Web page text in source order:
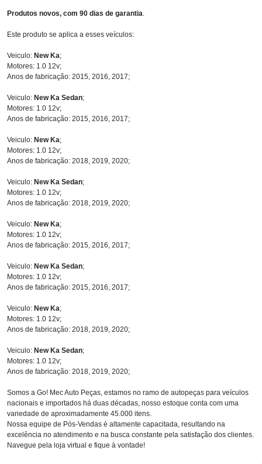
Produtos novos, com 90 dias de garantia
Este produto se aplica a esses veículos:
Veiculo: New Ka;
Motores: 1.0 12v;
Anos de fabricação: 2015, 2016, 2017;
Veiculo: New Ka Sedan;
Motores: 1.0 12v;
Anos de fabricação: 2015, 2016, 2017;
Veiculo: New Ka;
Motores: 1.0 12v;
Anos de fabricação: 2018, 2019, 2020;
Veiculo: New Ka Sedan;
Motores: 1.0 12v;
Anos de fabricação: 2018, 2019, 2020;
Veiculo: New Ka;
Motores: 1.0 12v;
Anos de fabricação: 2015, 2016, 2017;
Veiculo: New Ka Sedan;
Motores: 1.0 12v;
Anos de fabricação: 2015, 2016, 2017;
Veiculo: New Ka;
Motores: 1.0 12v;
Anos de fabricação: 2018, 2019, 2020;
Veiculo: New Ka Sedan;
Motores: 1.0 12v;
Anos de fabricação: 2018, 2019, 2020;
Somos a Go! Mec Auto Peças, estamos no ramo de autopeças para veículos
nacionais e importados há duas décadas, nosso estoque conta com uma
variedade de aproximadamente 45.000 itens.
Nossa equipe de Pós-Vendas é altamente capacitada, resultando na
excelência no atendimento e na busca constante pela satisfação dos clientes.
Navegue pela loja virtual e fique à vontade!